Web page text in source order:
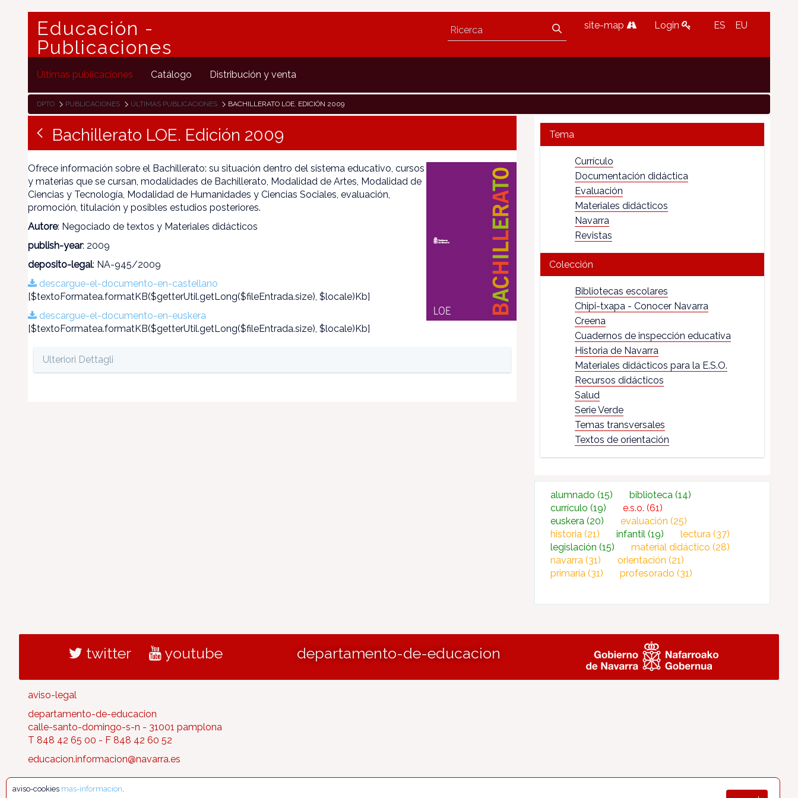
Educación -
Publicaciones
site-map Login ES EU
Últimas publicaciones Catálogo Distribución y venta
DPTO PUBLICACIONES ÚLTIMAS PUBLICACIONES BACHILLERATO LOE. EDICIÓN 2009
Bachillerato LOE. Edición 2009
Ofrece información sobre el Bachillerato: su situación dentro del sistema educativo, cursos
y materias que se cursan, modalidades de Bachillerato, Modalidad de Artes, Modalidad de
Ciencias y Tecnología, Modalidad de Humanidades y Ciencias Sociales, evaluación,
promoción, titulación y posibles estudios posteriores.
Autore: Negociado de textos y Materiales didácticos
publish-year: 2009
deposito-legal: NA-945/2009
descargue-el-documento-en-castellano
[$textoFormatea.formatKB($getterUtil.getLong($fileEntrada.size), $locale)Kb]
descargue-el-documento-en-euskera
[$textoFormatea.formatKB($getterUtil.getLong($fileEntrada.size), $locale)Kb]
Ulteriori Dettagli
Tema
Currículo
Documentación didáctica
Evaluación
Materiales didácticos
Navarra
Revistas
Colección
Bibliotecas escolares
Chipi-txapa - Conocer Navarra
Creena
Cuadernos de inspección educativa
Historia de Navarra
Materiales didácticos para la E.S.O.
Recursos didácticos
Salud
Serie Verde
Temas transversales
Textos de orientación
alumnado(15) biblioteca(14)
currículo(19) e.s.o.(61)
euskera(20) evaluación(25)
historia(21) infantil(19) lectura(37)
legislación(15) material didáctico(28)
navarra(31) orientación(21)
primaria(31) profesorado(31)
twitter youtube departamento-de-educacion
aviso-legal
departamento-de-educacion
calle-santo-domingo-s-n - 31001 pamplona
T 848 42 65 00 - F 848 42 60 52
educacion.informacion@navarra.es
aviso-cookies mas-informacion.